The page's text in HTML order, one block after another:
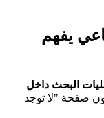
يفهم
عمليات البحث داخل
صفحة "لا توجد